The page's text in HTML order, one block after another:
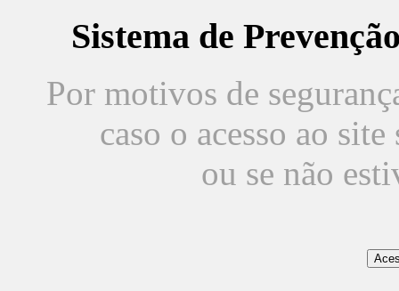
Sistema de
Por motivos de
caso o acesso ao
ou se não